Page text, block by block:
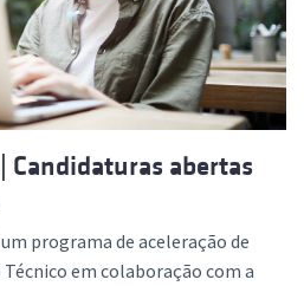
Candidaturas abertas
programa de aceleração de
em colaboração com a